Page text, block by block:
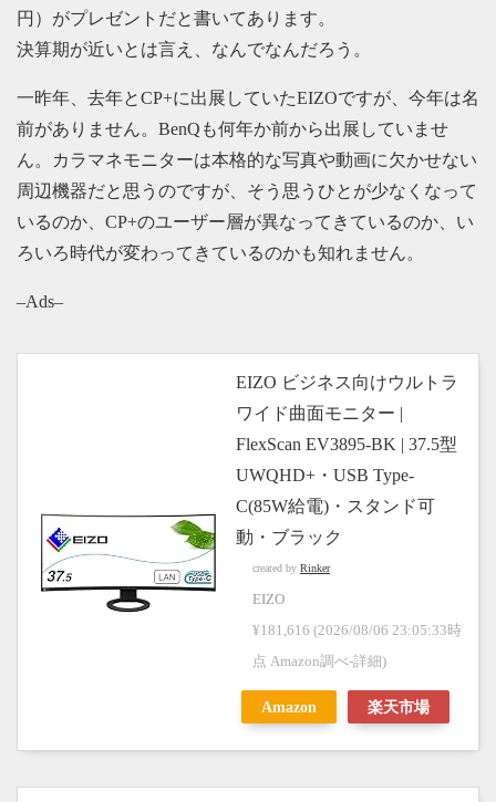
円）がプレゼントだと書いてあります。
決算期が近いとは言え、なんでなんだろう。
一昨年、去年とCP+に出展していたEIZOですが、今年は名
前がありません。BenQも何年か前から出展していませ
ん。カラマネモニターは本格的な写真や動画に欠かせない
周辺機器だと思うのですが、そう思うひとが少なくなって
いるのか、CP+のユーザー層が異なってきているのか、い
ろいろ時代が変わってきているのかも知れません。
–Ads–
EIZO ビジネス向けウルトラ
ワイド曲面モニター |
FlexScan EV3895-BK | 37.5型
UWQHD+・USB Type-
C(85W給電)・スタンド可
動・ブラック
created by Rinker
EIZO
¥181,616 (2026/08/06 23:05:33時
点 Amazon調べ-詳細)
Amazon 楽天市場